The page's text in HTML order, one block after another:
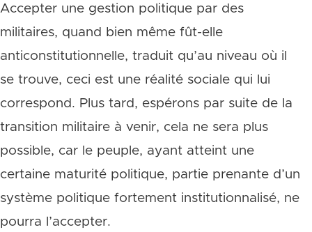
Accepter une gestion politique par des
militaires, quand bien même fût-elle
anticonstitutionnelle, traduit qu’au niveau où il
se trouve, ceci est une réalité sociale qui lui
correspond. Plus tard, espérons par suite de la
transition militaire à venir, cela ne sera plus
possible, car le peuple, ayant atteint une
certaine maturité politique, partie prenante d’un
système politique fortement institutionnalisé, ne
pourra l’accepter.